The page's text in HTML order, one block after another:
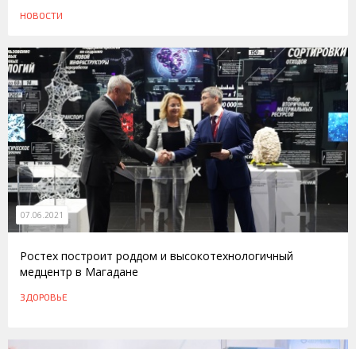
НОВОСТИ
07.06.2021
Ростех построит роддом и высокотехнологичный
медцентр в Магадане
ЗДОРОВЬЕ